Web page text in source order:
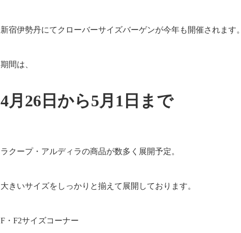
新宿伊勢丹にてクローバーサイズバーゲンが今年も開催されます。
期間は、
4月26日から5月1日まで
ラクープ・アルディラの商品が数多く展開予定。
大きいサイズをしっかりと揃えて展開しております。
F・F2サイズコーナー